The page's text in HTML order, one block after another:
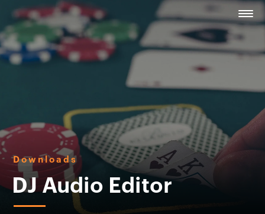
Downloads
DJ Audio Editor